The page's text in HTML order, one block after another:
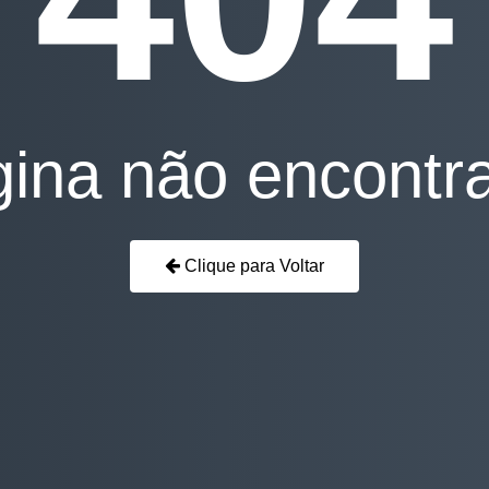
não
Clique para Voltar